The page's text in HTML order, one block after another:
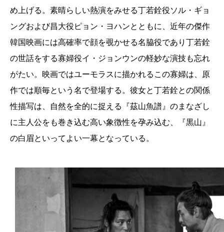
め上げる。素晴らしい熱演をみせる丁若銓役ソル・ギョ
ングおよび昌大役ピョン・ヨハンとともに、近年の傑作
韓国映画には高確率で顔を覗かせる名脇役であり丁若銓
の世話をする寡婦役イ・ジョンウンの軽妙な演技も忘れ
がたい。映画ではユーモラスに描かれるこの寡婦は、原
作では順毎という名で登場する。彼女と丁若銓との関係
性描写は、自然を全的に捉える『茲山魚譜』のまなざし
に主人公をも巻き込む高い象徴性を孕み込む、『黒山』
の白眉といってよい一幕となっている。